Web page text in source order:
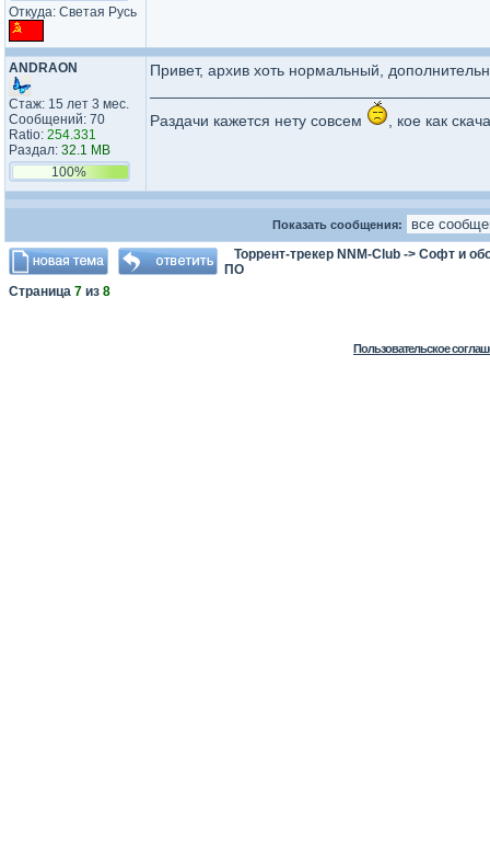
Откуда: Светая Русь
ANDRAON
Стаж: 15 лет 3 мес.
Сообщений: 70
Ratio: 254.331
Раздал: 32.1 MB
100%
Привет, архив хоть нормальный,
Раздачи кажется нету совсем
, кое как
Показать сообщения:
Торрент-трекер NNM-Club -> Софт и
ПО
Страница 7 из 8
Пользовательское